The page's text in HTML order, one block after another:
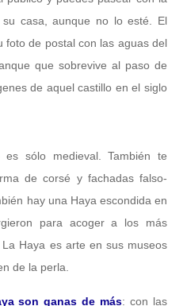
casa, aunque no lo esté. El
foto de postal con las aguas del
que sobrevive al paso de
de aquel castillo en el siglo
sólo medieval. También te
de corsé y fachadas falso-
hay una Haya escondida en
para acoger a los más
Haya es arte en sus museos
de la perla.
son ganas de más: con las